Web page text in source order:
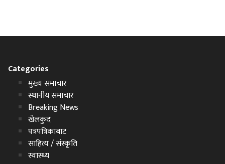
Categories
मुख्य समाचार
स्थानीय समाचार
Breaking News
खेलकुद
पत्रपत्रिकाबाट
साहित्य / संस्कृति
स्वास्थ्य